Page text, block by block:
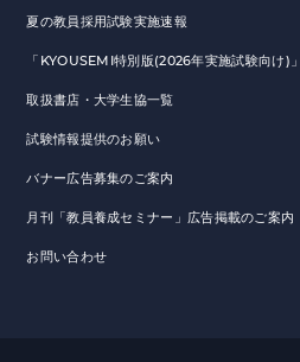
夏の教員採用試験実施速報
「KYOUSEMI特別版(2026年実施試験向け)
取扱書店・大学生協一覧
試験情報提供のお願い
バナー広告募集のご案内
月刊「教員養成セミナー」広告掲載のご案内
お問い合わせ